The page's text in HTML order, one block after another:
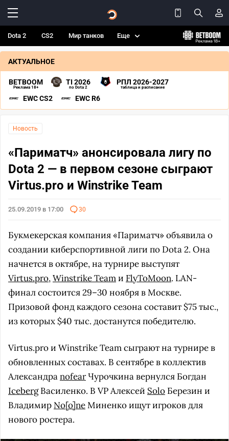
Dota 2 CS2 Мир танков Еще
АКТУАЛЬНОЕ
BETBOOM
Реклама 18+
TI 2026
по Dota 2
РПЛ 2026-2027
таблица и расписание
EWC CS2 EWC R6
Новость
«Париматч» анонсировала лигу по
Dota 2 — в первом сезоне сыграют
Virtus.pro и Winstrike Team
25.09.2019 в 17:00 30
Букмекерская компания «Париматч» объявила о
создании киберспортивной лиги по Dota 2. Она
начнется в октябре, на турнире выступят
Virtus.pro,Winstrike Teamи FlyToMoon. LAN-
финал состоится 29–30 ноября в Москве.
Призовой фонд каждого сезона составит $75 тыс.,
из которых $40 тыс. достанутся победителю.
Virtus.pro и Winstrike Team сыграют на турнире в
обновленных составах. В сентябре в коллектив
АлександраnofearЧурочкина вернулся Богдан
IcebergВасиленко. В VP Алексей Solo Березин и
Владимир No[o]neМиненко ищут игроков для
нового ростера.